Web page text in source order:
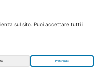
dal livello più
della pasta
pasta, la
sul sito. Puoi accettare tutti i
Preferenze